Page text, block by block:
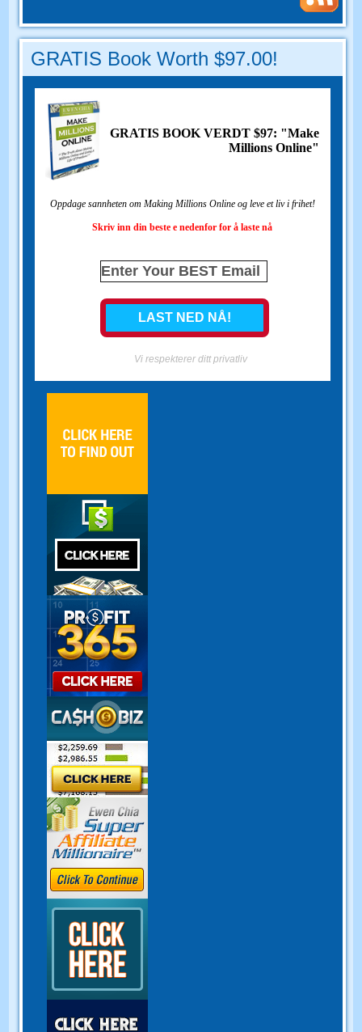
GRATIS Book Worth $97.00!
GRATIS BOOK VERDT $97: "Make
Millions Online"
Oppdage sannheten om Making Millions Online og leve et liv i frihet!
Skriv inn din beste e nedenfor for å laste nå
Vi respekterer ditt privatliv